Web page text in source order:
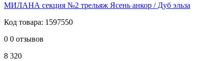
МИЛАНА секция №2 трельяж Ясень анкор / Дуб эльза
Код товара: 1597550
0 0 отзывов
8 320